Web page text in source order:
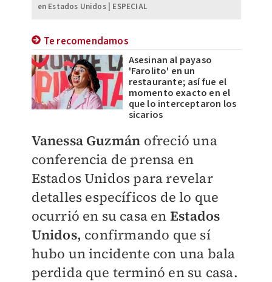
en Estados Unidos | ESPECIAL
Te recomendamos
Asesinan al payaso
'Farolito' en un
restaurante; así fue el
momento exacto en el
que lo interceptaron los
sicarios
Vanessa Guzmán ofreció una
conferencia de prensa en
Estados Unidos para revelar
detalles específicos de lo que
ocurrió en su casa en Estados
Unidos, confirmando que sí
hubo un incidente con una bala
perdida que terminó en su casa.